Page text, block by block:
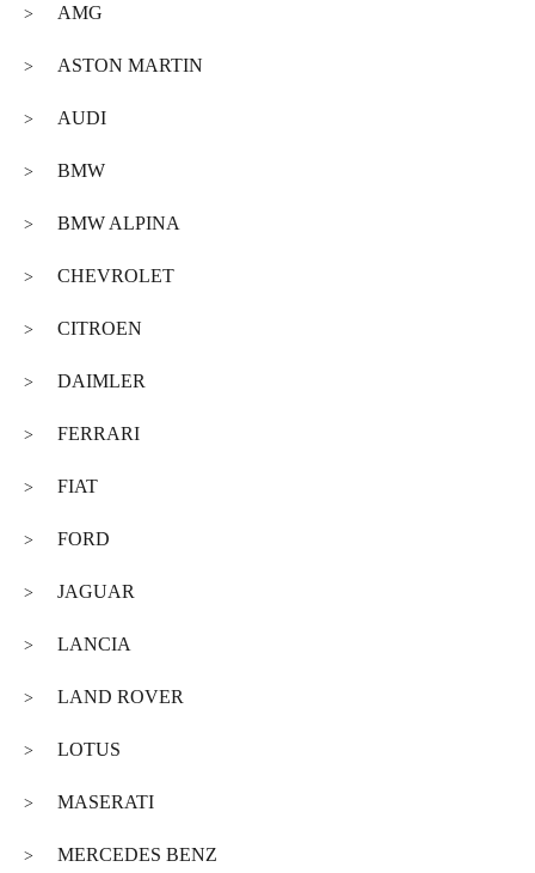
> AMG
> ASTON MARTIN
> AUDI
> BMW
> BMW ALPINA
> CHEVROLET
> CITROEN
> DAIMLER
> FERRARI
> FIAT
> FORD
> JAGUAR
> LANCIA
> LAND ROVER
> LOTUS
> MASERATI
> MERCEDES BENZ